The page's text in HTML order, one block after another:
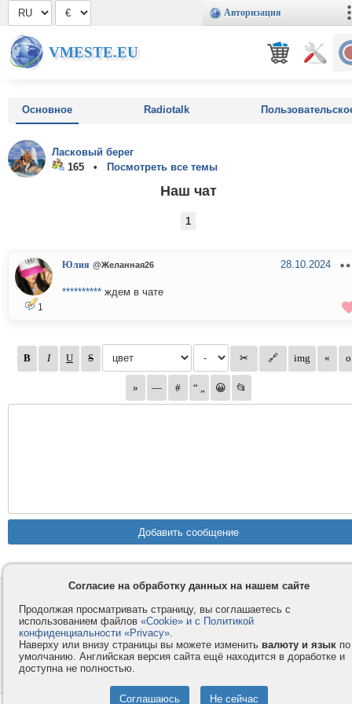
Авторизация
VMESTE.EU
Основное Radiotalk
Ласковый берег
165 •
Посмотреть все темы
Наш чат
1
1
Юлия @Желанная26 28.10.2024
********** ждем в чате
Компания
Правила и условия
Услуги
Как оплатить
Форумы
© 2008-2026
Согласие на обработку данных на нашем сайте
Продолжая просматривать страницу, вы соглашаетесь с
использованием файлов «Cookie» и с Политикой
конфиденциальности «Privacy».
Наверху или внизу страницы вы можете изменить валюту и язык по
умолчанию. Английская версия сайта ещё находится в доработке и
доступна не полностью.